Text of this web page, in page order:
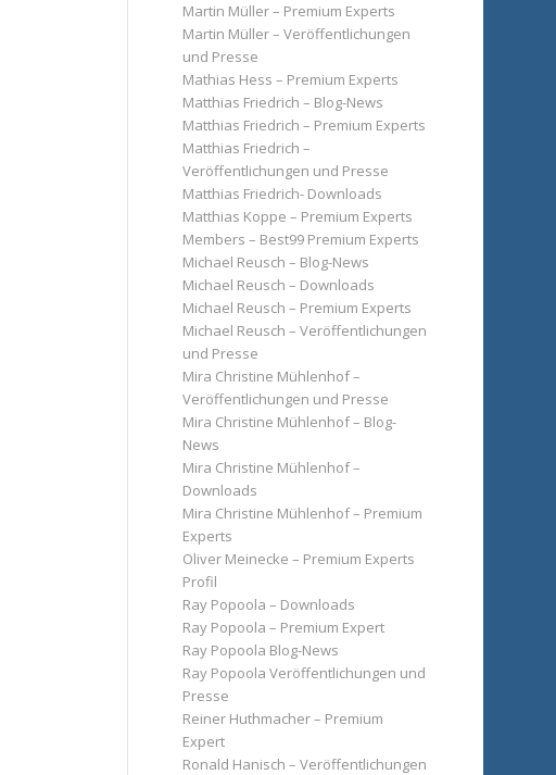
Martin Müller – Premium Experts
Martin Müller – Veröffentlichungen
und Presse
Mathias Hess – Premium Experts
Matthias Friedrich – Blog-News
Matthias Friedrich – Premium Experts
Matthias Friedrich –
Veröffentlichungen und Presse
Matthias Friedrich- Downloads
Matthias Koppe – Premium Experts
Members – Best99 Premium Experts
Michael Reusch – Blog-News
Michael Reusch – Downloads
Michael Reusch – Premium Experts
Michael Reusch – Veröffentlichungen
und Presse
Mira Christine Mühlenhof –
Veröffentlichungen und Presse
Mira Christine Mühlenhof – Blog-
News
Mira Christine Mühlenhof –
Downloads
Mira Christine Mühlenhof – Premium
Experts
Oliver Meinecke – Premium Experts
Profil
Ray Popoola – Downloads
Ray Popoola – Premium Expert
Ray Popoola Blog-News
Ray Popoola Veröffentlichungen und
Presse
Reiner Huthmacher – Premium
Expert
Ronald Hanisch – Veröffentlichungen